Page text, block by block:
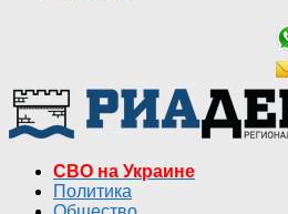
СВО на Украине
Политика